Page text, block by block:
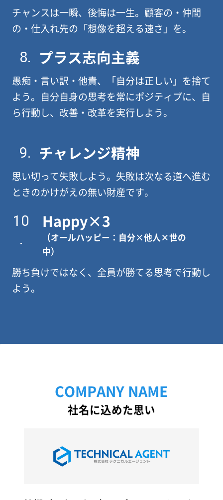
チャンスは一瞬、後悔は一生。顧客の・仲間
の・仕入れ先の「想像を超える速さ」を。
8. プラス志向主義
愚痴・言い訳・他責、「自分は正しい」を捨て
よう。自分自身の思考を常にポジティブに、自
ら行動し、改善・改革を実行しよう。
9. チャレンジ精神
思い切って失敗しよう。失敗は次なる道へ進む
ときのかけがえの無い財産です。
10
.
Happy×3
（オールハッピー：自分×他人×世の
中）
勝ち負けではなく、全員が勝てる思考で行動し
よう。
COMPANY NAME
社名に込めた思い